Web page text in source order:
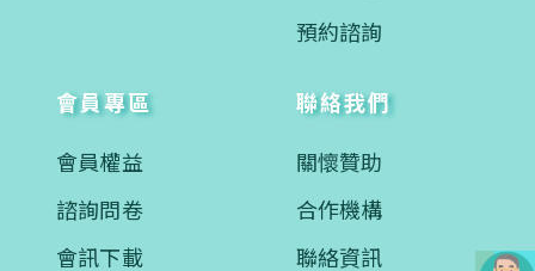
預約諮詢
會員專區
會員權益
諮詢問卷
會訊下載
聯絡我們
關懷贊助
合作機構
聯絡資訊